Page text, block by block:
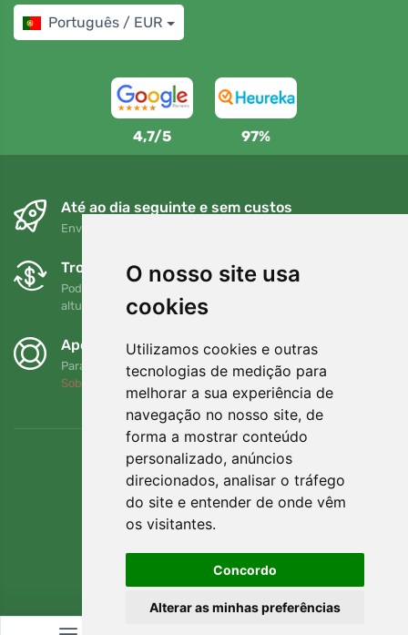
O nosso site usa
cookies
Utilizamos cookies e outras
tecnologias de medição para
melhorar a sua experiência de
navegação no nosso site, de
forma a mostrar conteúdo
personalizado, anúncios
direcionados, analisar o tráfego
do site e entender de onde vêm
os visitantes.
Concordo
Alterar as minhas preferências
Português / EUR
4,7/5 97%
Até ao dia seguinte e sem custos
Envio gratuito para encomendas superiores a 80 EUR
Trocas e devoluções gratuitas
Pode devolver ou trocar a sua encomenda em qualquer
altura no prazo de 90 dias
Apoiamos a Trees.org
Para cada encomenda plantamos uma árvore! Leia mais
Sobre nós